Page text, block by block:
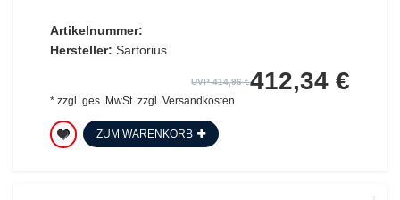
Artikelnummer:
Hersteller: Sartorius
UVP 414,96 €412,34 €
* zzgl. ges. MwSt.zzgl. Versandkosten
ZUM WARENKORB